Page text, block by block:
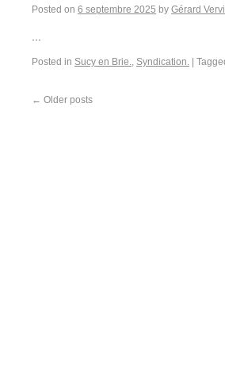
Posted on 6 septembre 2025 by Gérard
Posted in Sucy en Brie., Syndication.
← Older posts